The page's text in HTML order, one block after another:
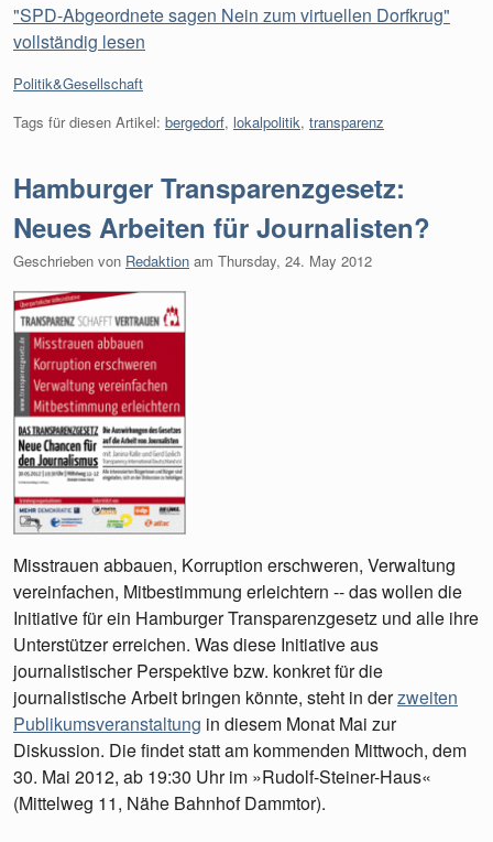
"SPD-Abgeordnete sagen Nein zum virtuellen Dorfkrug"
vollständig lesen
Kategorien:
Politik&Gesellschaft
Tags für diesen Artikel: bergedorf, lokalpolitik, transparenz
Hamburger Transparenzgesetz:
Neues Arbeiten für Journalisten?
Geschrieben von Redaktion am Thursday, 24. May 2012
Misstrauen abbauen, Korruption erschweren, Verwaltung
vereinfachen, Mitbestimmung erleichtern -- das wollen die
Initiative für ein Hamburger Transparenzgesetz und alle ihre
Unterstützer erreichen. Was diese Initiative aus
journalistischer Perspektive bzw. konkret für die
journalistische Arbeit bringen könnte, steht in derzweiten
Publikumsveranstaltung in diesem Monat Mai zur
Diskussion. Die findet statt am kommenden Mittwoch, dem
30. Mai 2012, ab 19:30 Uhr im »Rudolf-Steiner-Haus«
(Mittelweg 11, Nähe Bahnhof Dammtor).